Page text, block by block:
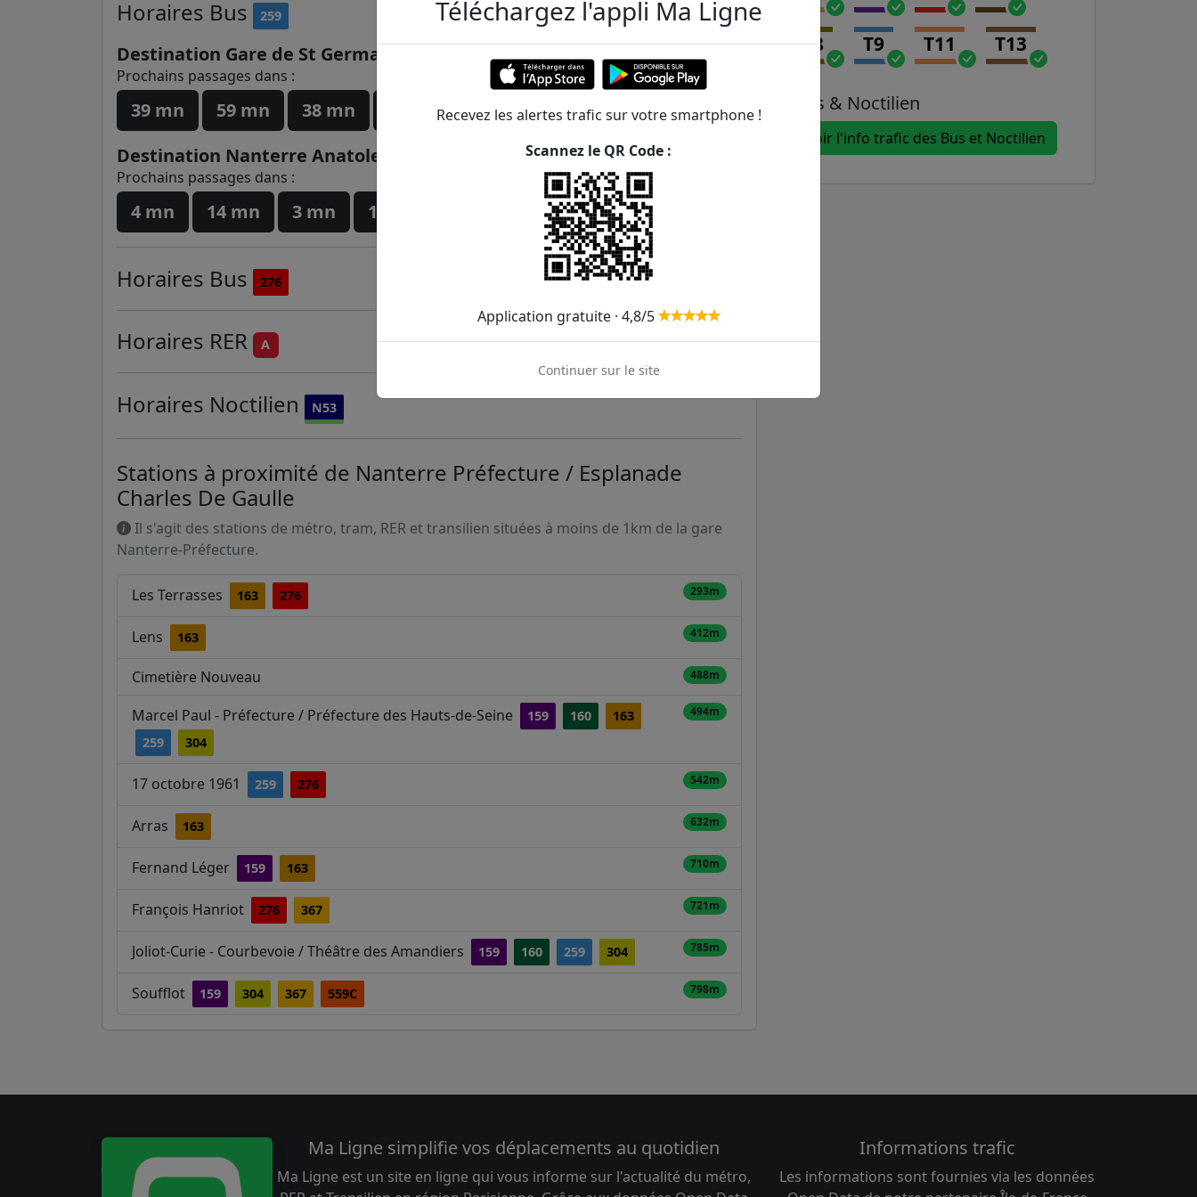
Horaires Bus 259
Destination Gare de St Germain-en-Laye RER
Prochains passages dans :
39 mn 59 mn 38 mn
58 mn
Destination Nanterre Anatole France
Prochains passages dans :
4 mn 14 mn 3 mn 13 mn
Horaires Bus 276
Horaires RER A
Horaires Noctilien N53
Stations à proximité de Nanterre Préfecture / Esplanade
Charles De Gaulle
Il s'agit des stations de métro, tram, RER et transilien situées à moins de 1km de la gare
Nanterre-Préfecture.
Les Terrasses 163 276 293m
Lens 163 412m
Cimetière Nouveau 488m
Marcel Paul - Préfecture / Préfecture des Hauts-de-Seine 159 160
163
259
304
494m
17 octobre 1961 259 276 542m
Arras 163 632m
Fernand Léger 159 163 710m
François Hanriot 276 367 721m
Joliot-Curie - Courbevoie / Théâtre des Amandiers 159 160 259 304 785m
Soufflot 159 304 367 559C 798m
T8 T9 T11 T13
Bus & Noctilien
Voir l'info trafic des Bus et Noctilien
Ma Ligne simplifie vos déplacements au quotidien
Ma Ligne est un site en ligne qui vous informe sur l'actualité du métro,
Informations trafic
Les informations sont fournies via les données
Téléchargez l'appli Ma Ligne
Recevez les alertes trafic sur votre smartphone !
Scannez le QR Code :
Application gratuite · 4,8/5
Continuer sur le site